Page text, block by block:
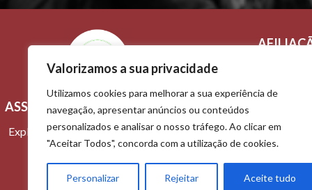
Valorizamos a sua privacidade
Utilizamos cookies para melhorar a sua experiência de
navegação, apresentar anúncios ou conteúdos
personalizados e analisar o nosso tráfego. Ao clicar em
"Aceitar Todos", concorda com a utilização de cookies.
Personalizar Rejeitar Aceite tudo
ASSOCIAÇÃO TITO DE MORAIS
Explorar o passado, construir o futuro